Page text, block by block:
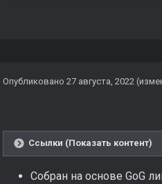
Опубликовано 27 августа, 2022
Ссылки (Показать контент)
Собран на основе GoG